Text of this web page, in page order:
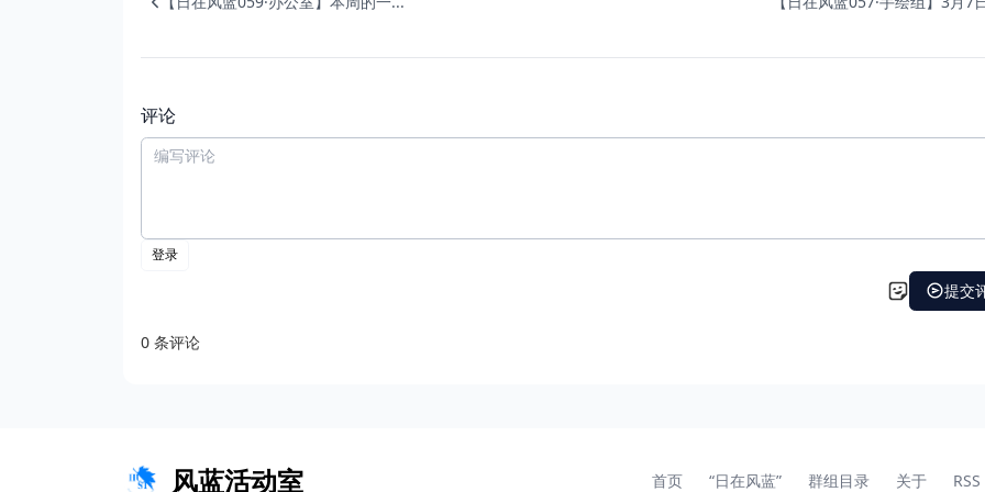
评论
风蓝活动室 首页 “日在风蓝” 群组目录 关于 RSS